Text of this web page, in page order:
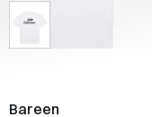
Bareen